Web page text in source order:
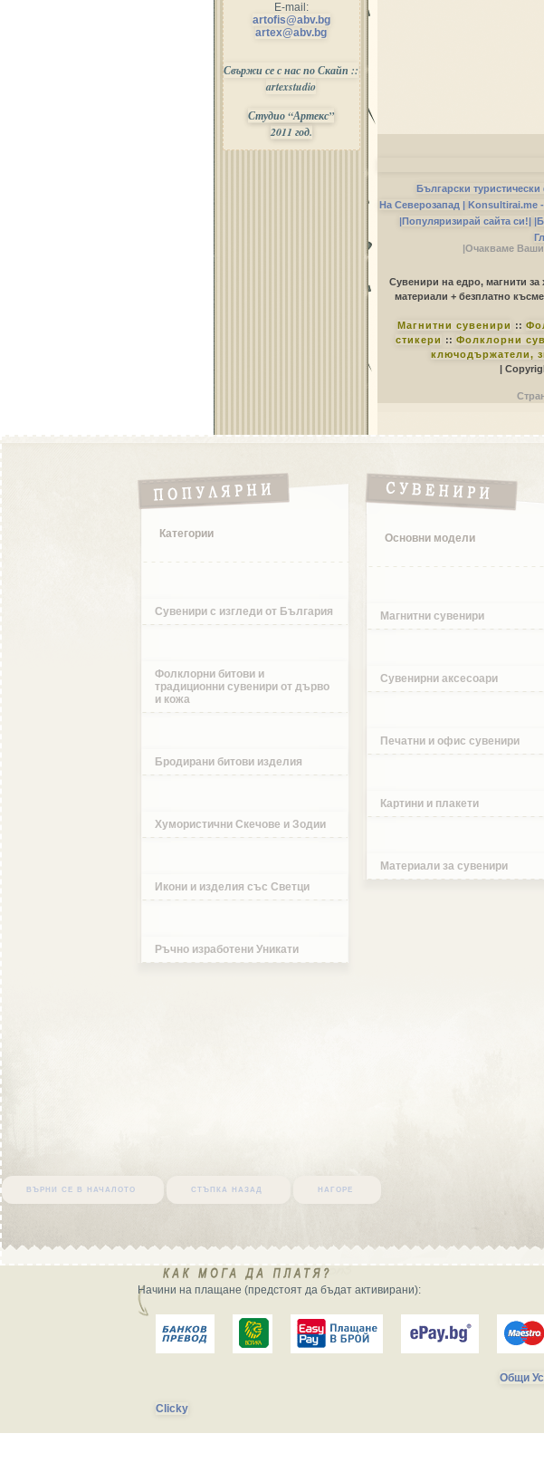
E-mail:
artofis@abv.bg
artex@abv.bg
Свържи се с нас по Скайп ::
artexstudio
Студио “Артекс”
2011 год.
Български
На Северозапад | Konsultirai.me
|Популяризирай сайта си!|
|Очакваме
Сувенири на едро, магнити
материали + безплатно
Магнитни сувенири ::
стикери :: Фолклорни
ключодържатели,
|
Категории
Сувенири с изгледи от България
Фолклорни битови и
традиционни сувенири от дърво
и кожа
Бродирани битови изделия
Хумористични Скечове и Зодии
Икони и изделия със Светци
Ръчно изработени Уникати
Основни модели
Магнитни сувенири
Сувенирни аксесоари
Печатни и офис сувенири
Картини и плакети
Материали за сувенири
върни се в началото стъпка назад нагоре
Начини на плащане (предстоят да бъдат активирани):
Общи
Clicky